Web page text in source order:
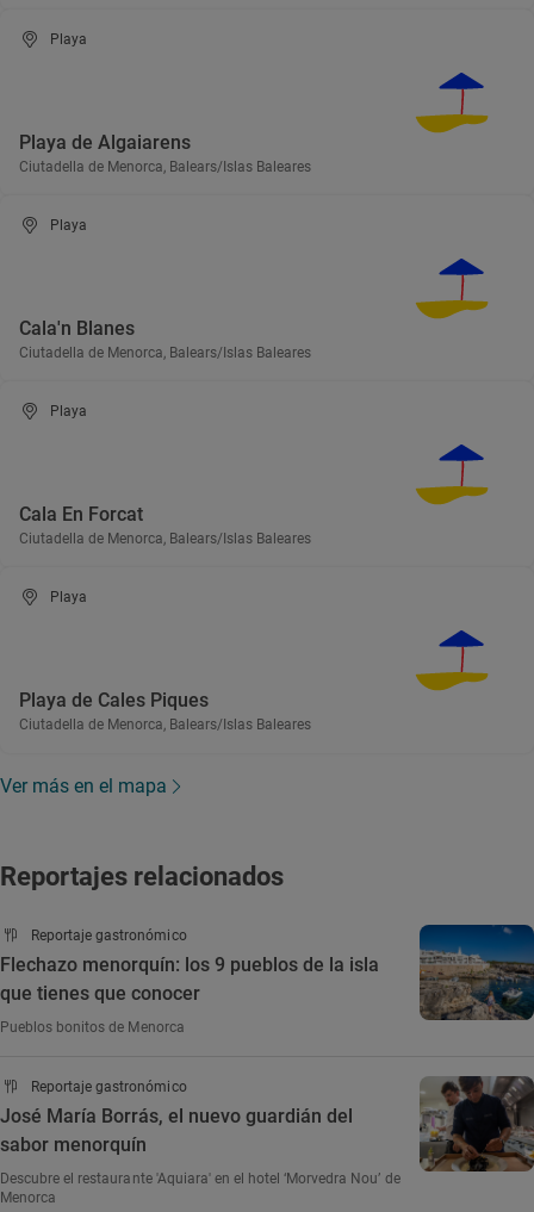
Playa
Playa de Algaiarens
Ciutadella de Menorca, Balears/Islas Baleares
Playa
Cala'n Blanes
Ciutadella de Menorca, Balears/Islas Baleares
Playa
Cala En Forcat
Ciutadella de Menorca, Balears/Islas Baleares
Playa
Playa de Cales Piques
Ciutadella de Menorca, Balears/Islas Baleares
Ver más en el mapa
Reportajes relacionados
Reportaje gastronómico
Flechazo menorquín: los 9 pueblos de la isla
que tienes que conocer
Pueblos bonitos de Menorca
Reportaje gastronómico
José María Borrás, el nuevo guardián del
sabor menorquín
Descubre el restaurante 'Aquiara' en el hotel ‘Morvedra Nou’ de
Menorca